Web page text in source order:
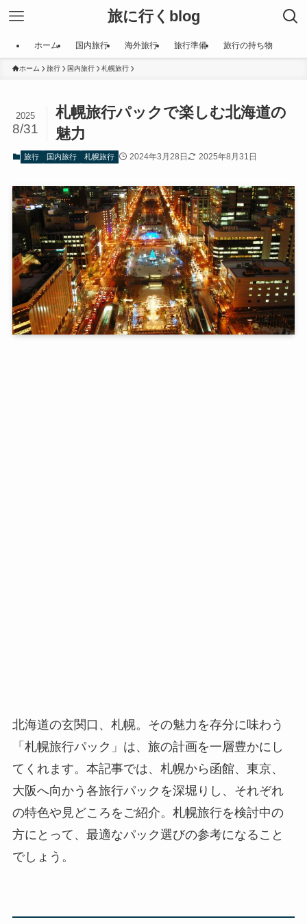
旅に行くblog
ホーム 国内旅行 海外旅行 旅行準備 旅行の持ち物
ホーム 旅行 国内旅行 札幌旅行
札幌旅行パックで楽しむ北海道の
魅力
2025
8/31
旅行 国内旅行 札幌旅行 2024年3月28日 2025年8月31日
北海道の玄関口、札幌。その魅力を存分に味わう
「札幌旅行パック」は、旅の計画を一層豊かにし
てくれます。本記事では、札幌から函館、東京、
大阪へ向かう各旅行パックを深堀りし、それぞれ
の特色や見どころをご紹介。札幌旅行を検討中の
方にとって、最適なパック選びの参考になること
でしょう。